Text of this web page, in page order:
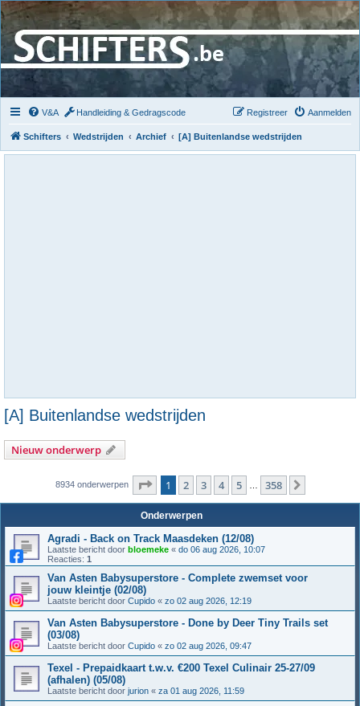
V&A Handleiding & Gedragscode Aanmelden
Registreer
Schifters Wedstrijden Archief [A] Buitenlandse wedstrijden
[A] Buitenlandse wedstrijden
Nieuw onderwerp
8934 onderwerpen Pagina van 358
1 2 3 4 5 358
Onderwerpen
Agradi - Back on Track Maasdeken (12/08)
Laatste bericht door bloemeke « do 06 aug 2026, 10:07
Reacties: 1
Van Asten Babysuperstore - Complete zwemset voor
jouw kleintje (02/08)
Laatste bericht door Cupido « zo 02 aug 2026, 12:19
Van Asten Babysuperstore - Done by Deer Tiny Trails set
(03/08)
Laatste bericht door Cupido « zo 02 aug 2026, 09:47
Texel - Prepaidkaart t.w.v. €200 Texel Culinair 25-27/09
(afhalen) (05/08)
Laatste bericht door jurion « za 01 aug 2026, 11:59